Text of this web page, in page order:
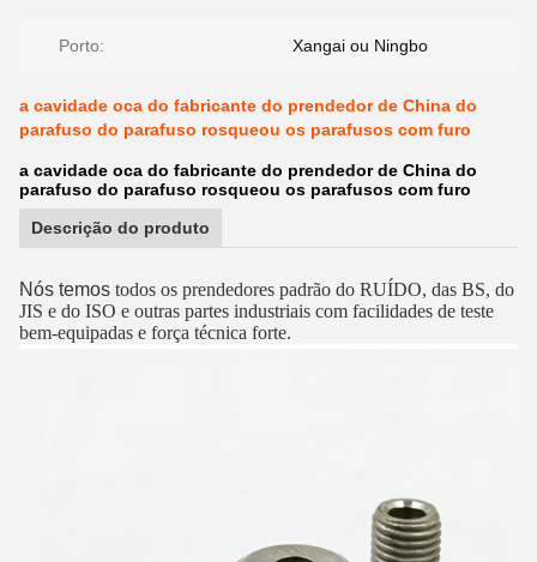
Porto: Xangai ou Ningbo
a cavidade oca do fabricante do prendedor de China do
parafuso do parafuso rosqueou os parafusos com furo
a cavidade oca do fabricante do prendedor de China do
parafuso do parafuso rosqueou os parafusos com furo
Descrição do produto
Nós temos todos os prendedores padrão do RUÍDO, das BS, do
JIS e do ISO e outras partes industriais com facilidades de teste
bem-equipadas e força técnica forte.